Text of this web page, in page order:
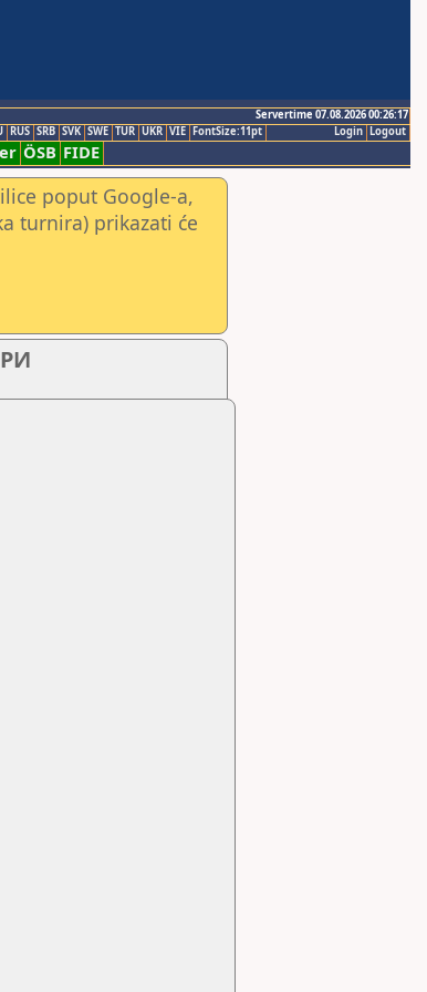
Servertime 07.08.2026 00:26:17
Logout
Login
RUS SRB SVK SWE TUR UKR VIE FontSize:11pt
ÖSB FIDE
poput Google-a,
turnira) prikazati će